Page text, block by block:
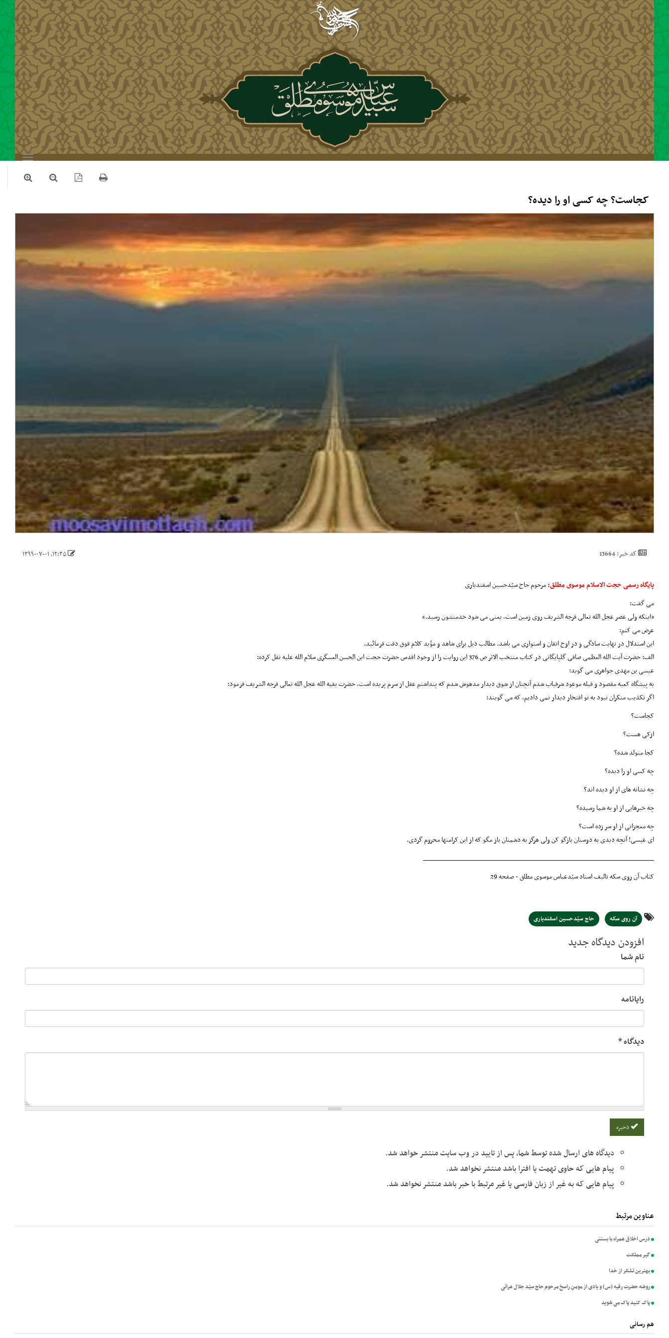
رفتن به محتوای اصلی
Toggle
navigation
کجاست؟ چه کسی او را دیده؟
کد خبر: 13664
پایگاه رسمی حجت الاسلام موسوی مطلق:مرحوم حاج سیّدحسین اسفندیاری
می گفت:
«اینکه ولی عصر عجل الله تعالی فرجه الشریف روی زمین است، یعنی می شود خدمتشون رسید.»
عرض می کنم:
این استدلال در نهایت سادگی و در اوج اتقان و استواری می باشد. مطالب ذیل برای شاهد و مؤید کلام فوق دقت فرمائید.
الف: حضرت آیت الله العظمی صافی گلپایگانی در کتاب منتخب الاثر ص 376 این روایت را از وجود اقدس حضرت حجت ابن الحسن العسگری سلام الله علیه نقل کرده:
عیسی بن مهدی جواهری می گوید:
به پیشگاه کعبه مقصود و قبله موعود شرفیاب شدم آنچنان از شوق دیدار مدهوش شدم که پنداشتم عقل از سرم پریده است، حضرت بقیه الله عجل الله تعالی فرجه الشریف فرمود:
اگر تکذیب منکران نبود به تو افتخار دیدار نمی دادیم، که می گویند:
کجاست؟
ازکی هست؟
کجا متولد شده؟
چه کسی او را دیده؟
چه نشانه های از او دیده اند؟
چه خبرهایی از او به شما رسیده؟
چه معجزاتی از او سر زده است؟
ای عیسی! آنچه دیدی به دوستان بازگو کن ولی هرگز به دشمنان باز مگو که از این کرامتها محروم گردی.
__________________________________________________________
کتاب آن روی سکه تالیف استاد سیّدعباس موسوی مطلق - صفحه 29
آن روی سکه حاج سیّدحسین اسفندیاری
افزودن دیدگاه جدید
نام شما
رایانامه
دیدگاه*
دیدگاه های ارسال شده توسط شما، پس از تایید در وب سایت منتشر خواهد شد.
پیام هایی که حاوی تهمت یا افترا باشد منتشر نخواهد شد.
پیام هایی که به غیر از زبان فارسی یا غیر مرتبط با خبر باشد منتشر نخواهد شد.
عناوین مرتبط
درس اخلاق همراه با بستنی
گیر مملکت
بهترین تشکر از خدا
روضه حضرت رقیه (س) و یادی از مومنِ راسخ مرحوم حاج سیّد جلال هراتی
پاک کنید پاک می شوید
هم رسانی